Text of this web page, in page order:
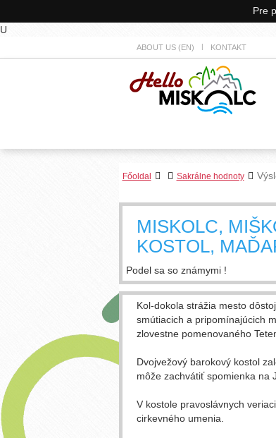
Pre
U
ABOUT US (EN) KONTAKT
Főoldal Sakrálne hodnoty
MISKOLC,
KOSTOL,
Podel sa so známymi !
Kol-dokola strážia mesto
smútiacich a pripomínajúcich
zlovestne pomenovaného
Dvojvežový barokový kostol
môže zachvátiť spomienka na
V kostole pravoslávnych
cirkevného umenia.